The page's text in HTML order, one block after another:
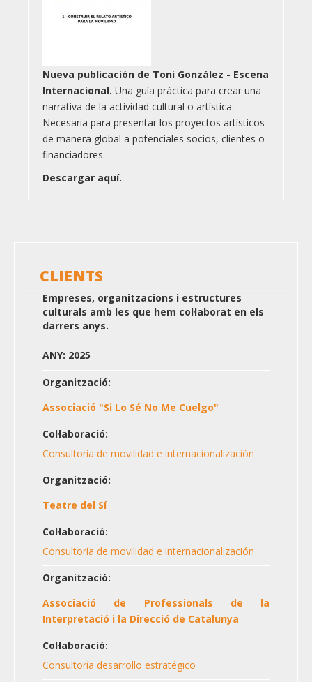
Nueva publicación de Toni González - Escena
Internacional. Una guía práctica para crear una
narrativa de la actividad cultural o artística.
Necesaria para presentar los proyectos artísticos
de manera global a potenciales socios, clientes o
financiadores.
Descargar aquí.
CLIENTS
Empreses, organitzacions i estructures
culturals amb les que hem col·laborat en els
darrers anys.
ANY: 2025
Organització:
Associació "Si Lo Sé No Me Cuelgo"
Col·laboració:
Consultoría de movilidad e internacionalización
Organització:
Teatre del Sí
Col·laboració:
Consultoría de movilidad e internacionalización
Organització:
Associació de Professionals de la
Interpretació i la Direcció de Catalunya
Col·laboració:
Consultoría desarrollo estratégico